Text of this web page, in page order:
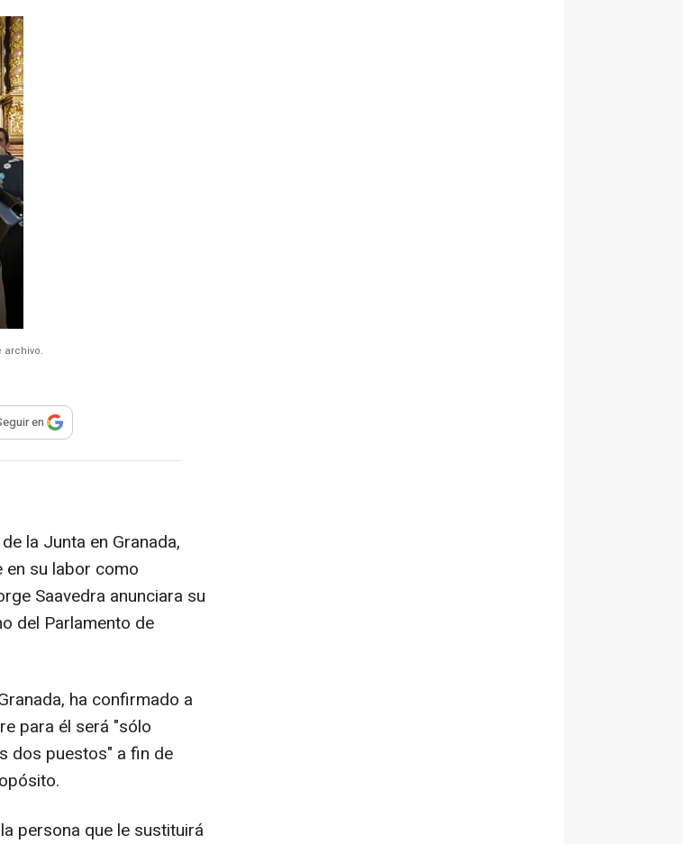
archivo.
para compartir
en
la Junta en Granada,
en su labor como
Saavedra anunciara su
del Parlamento de
ha confirmado a
para él será "sólo
dos puestos" a fin de
persona que le sustituirá